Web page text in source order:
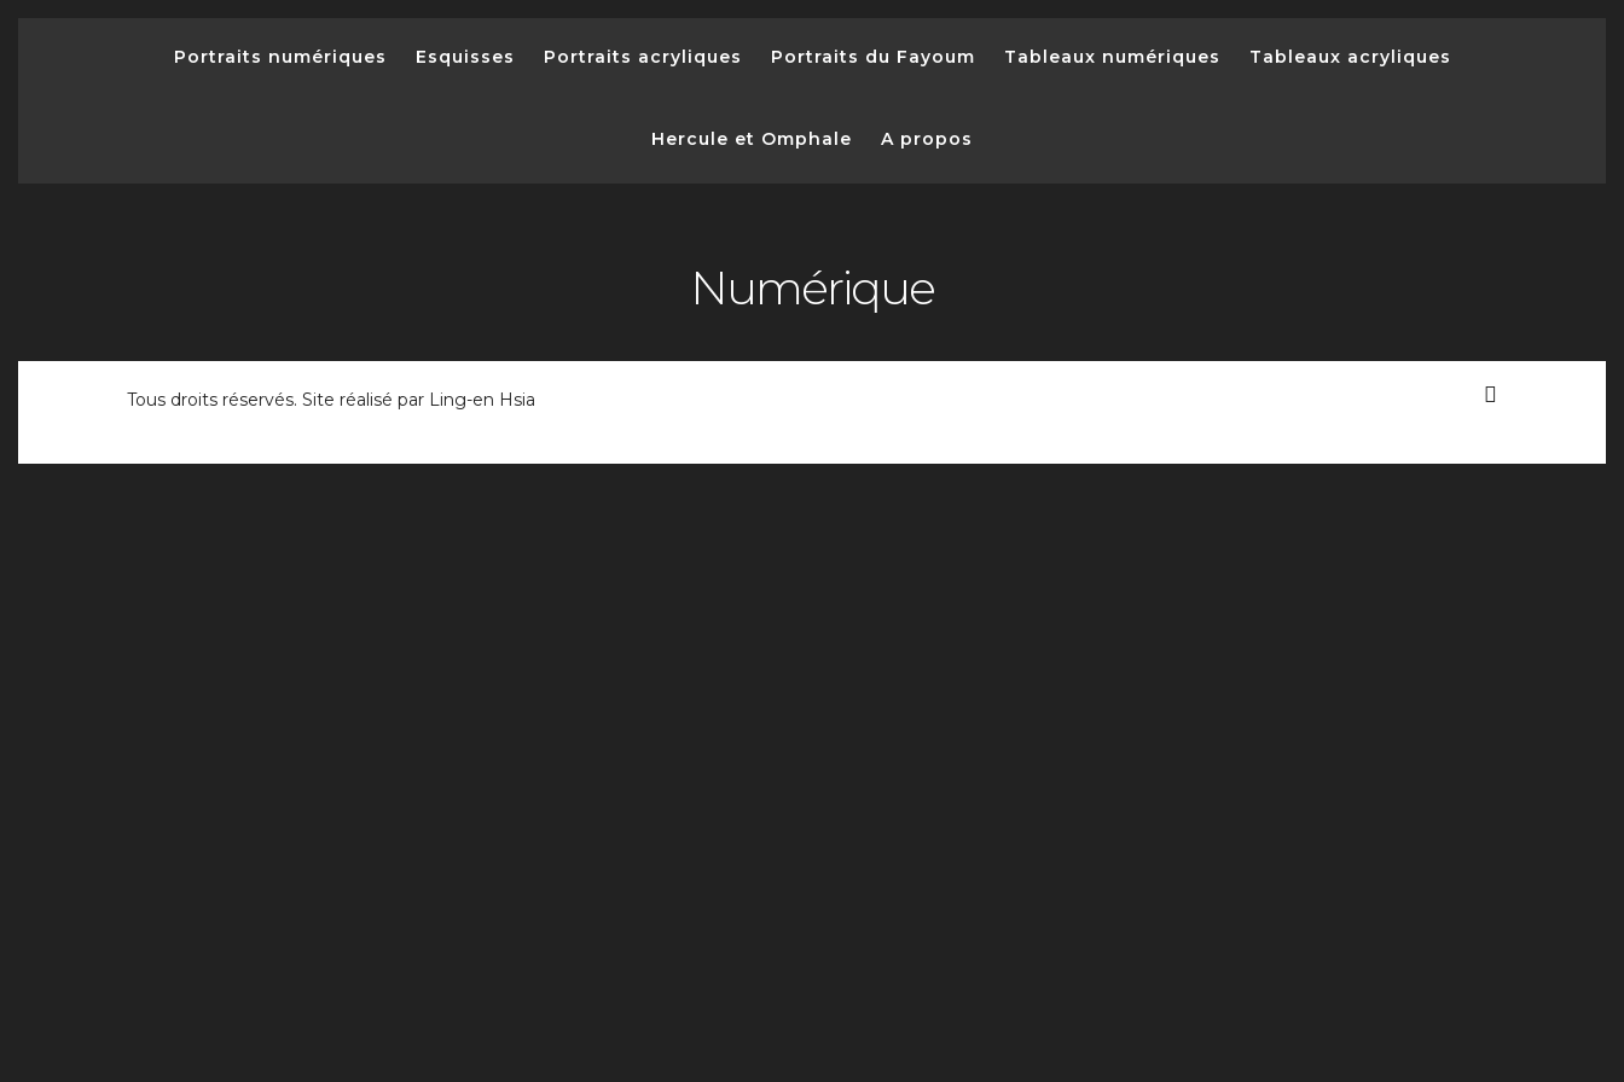
Portraits numériques Esquisses Portraits acryliques Portraits du Fayoum Tableaux numériques Tableaux acryliques
Hercule et Omphale A propos
Numérique
Tous droits réservés. Site réalisé par Ling-en Hsia